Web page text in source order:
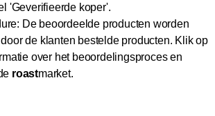
'Geverifieerde koper'.
De beoordeelde producten worden
de klanten bestelde producten. Klik op
over het beoordelingsproces en
roastmarket.